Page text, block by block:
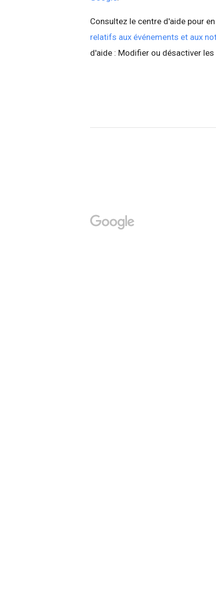
Consultez le centre d'aide pour
relatifs aux événements et aux
d'aide : Modifier ou désactiver